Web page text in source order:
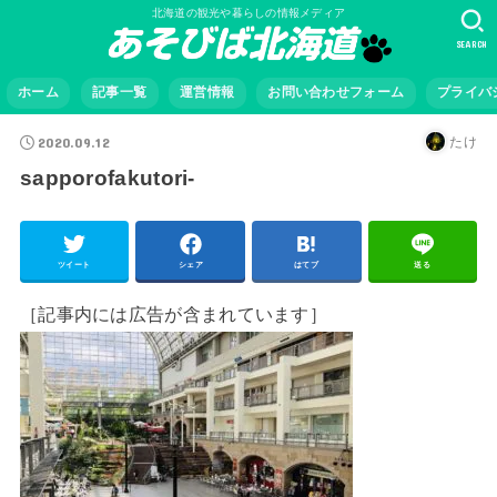
北海道の観光や暮らしの情報メディア
ホーム 記事一覧 運営情報 お問い合わせフォーム プライバ
SEARCH
2020.09.12 たけ
sapporofakutori-
ツイート シェア はてブ 送る
［記事内には広告が含まれています］